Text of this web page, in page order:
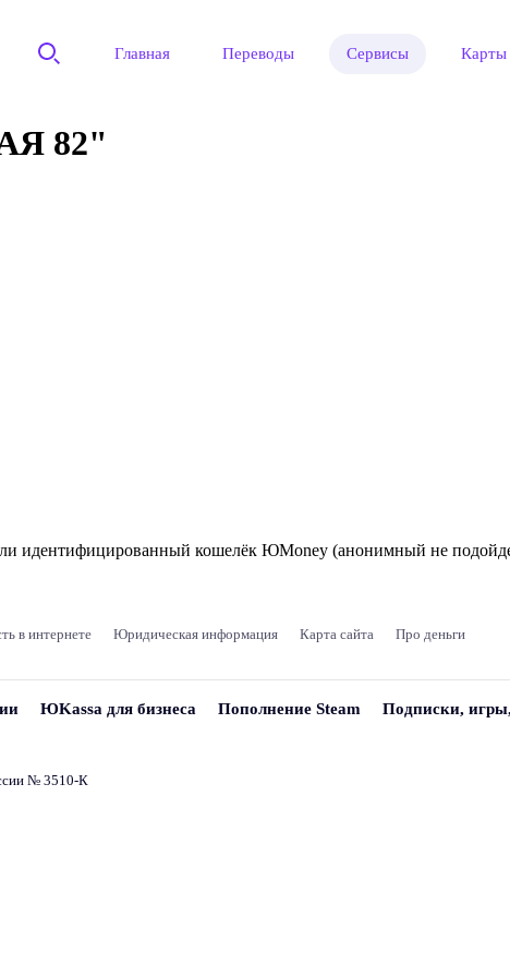
Главная Переводы Сервисы Карты
82"
идентифицированный кошелёк ЮMoney (анонимный не
в интернете Юридическая информация Карта сайта Про деньги
ЮKassa для бизнеса Пополнение Steam Подписки,
№ 3510‑К